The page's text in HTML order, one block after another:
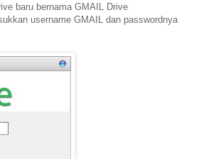
baru bernama GMAIL Drive
username GMAIL dan passwordnya